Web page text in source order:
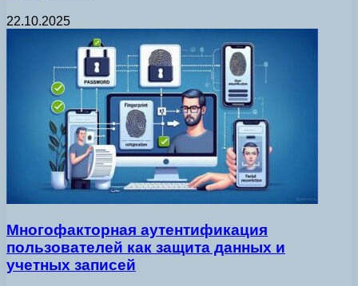
22.10.2025
Многофакторная аутентификация
пользователей как защита данных и
учетных записей